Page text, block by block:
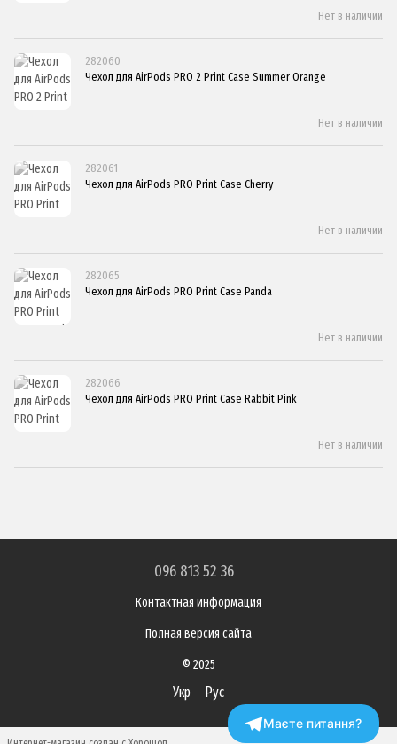
Нет в наличии
282060
Чехол для AirPods PRO 2 Print Case Summer Orange
Нет в наличии
282061
Чехол для AirPods PRO Print Case Cherry
Нет в наличии
282065
Чехол для AirPods PRO Print Case Panda
Нет в наличии
282066
Чехол для AirPods PRO Print Case Rabbit Pink
Нет в наличии
096 813 52 36
Контактная информация
Полная версия сайта
© 2025
Укр Рус
Маєте питання?